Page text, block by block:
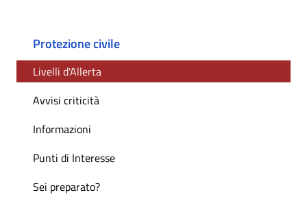
Protezione civile
Livelli d'Allerta
Avvisi criticità
Informazioni
Punti di Interesse
Sei preparato?